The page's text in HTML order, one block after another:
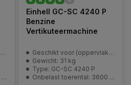
Einhell GC-SC 4240 P
Benzine
Vertikuteermachine
Geschikt voor (oppervlakte): 1200 m2
Gewicht: 31 kg
Type: GC-SC 4240 P
Onbelast toerental: 3600 min^-1